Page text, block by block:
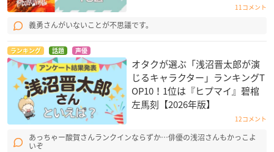
11コメント
義勇さんがいないことが不思議です。
ランキング 話題 声優
オタクが選ぶ「浅沼晋太郎が演
じるキャラクター」ランキングT
OP10！1位は『ヒプマイ』碧棺
左馬刻【2026年版】
12コメント
あっちゃー酸賀さんランクインならずか…俳優の浅沼さんもかっこよ
いぞ